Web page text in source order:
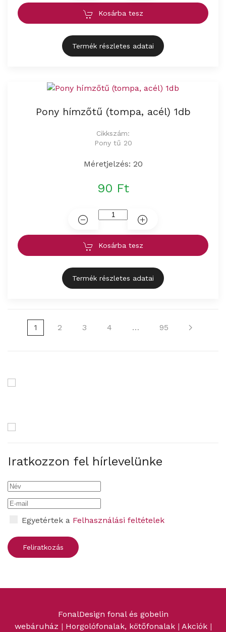
Iratkozzon fel hírlevelünke
Egyetértek a Felhasználási feltételek
Kosárba tesz
Termék részletes adatai
Pony hímzőtű (tompa, acél) 1db
Cikkszám:
Pony tű 20
Méretjelzés: 20
90 Ft
Kosárba tesz
Termék részletes adatai
1 2 3 4 … 95
FonalDesign fonal és gobelin
webáruház | Horgolófonalak, kötőfonalak| Akciók|